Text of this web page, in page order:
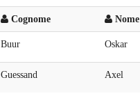
Cognome Nome
Buur Oskar
Guessand Axel